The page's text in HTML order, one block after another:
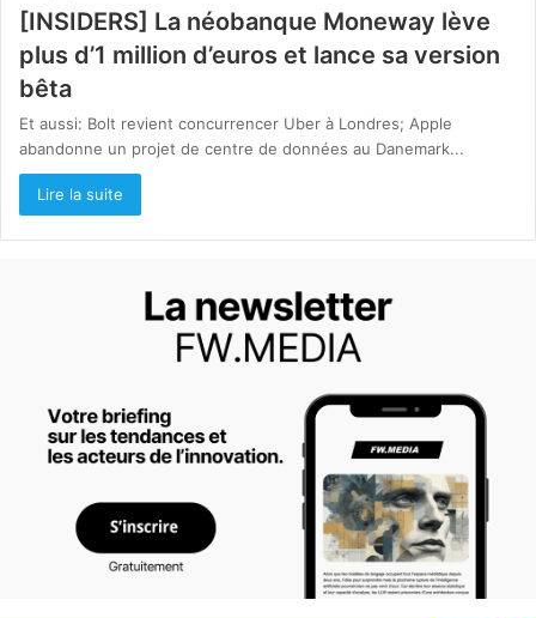
[INSIDERS] La néobanque Moneway lève
plus d’1 million d’euros et lance sa version
bêta
Et aussi: Bolt revient concurrencer Uber à Londres; Apple
abandonne un projet de centre de données au Danemark...
Lire la suite